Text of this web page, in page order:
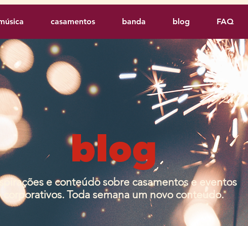
casamentos banda blog FAQ
blog
e conteúdo sobre casamentos e eventos
corporativos. Toda semana um novo conteúdo.